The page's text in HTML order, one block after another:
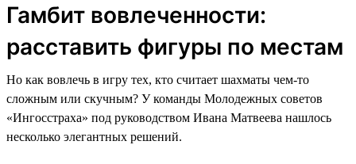
Гамбит вовлеченности:
расставить фигуры по местам
Но как вовлечь в игру тех, кто считает шахматы чем-то
сложным или скучным? У команды Молодежных советов
«Ингосстраха» под руководством Ивана Матвеева нашлось
несколько элегантных решений.